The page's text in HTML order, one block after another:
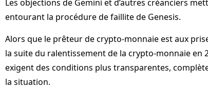
Les objections de Gemini et d’autres créanciers
entourant la procédure de faillite de Genesis.
Alors que le prêteur de crypto-monnaie est aux
la suite du ralentissement de la crypto-monnaie en
exigent des conditions plus transparentes,
la situation.